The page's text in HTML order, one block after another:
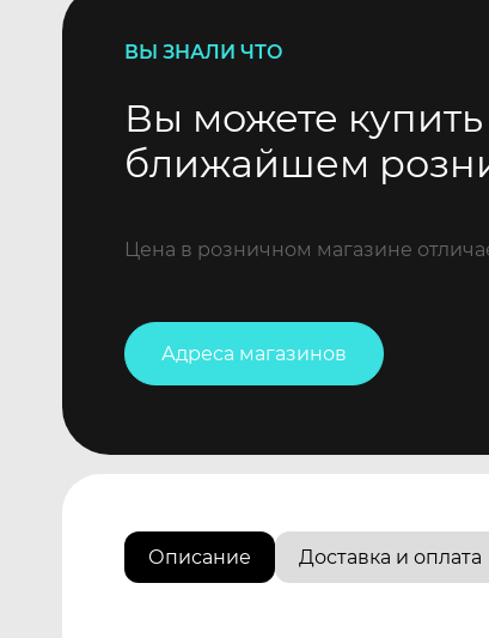
ВЫ ЗНАЛИ ЧТО
Вы можете
ближайшем
Цена в розничном магазине
Адреса магазинов
Описание Доставка и оплата